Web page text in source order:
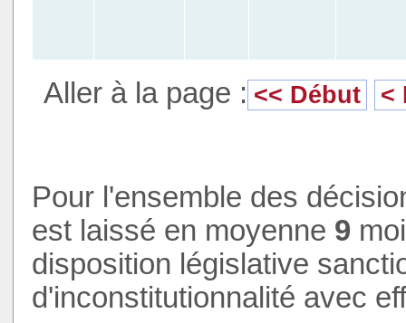
Aller à la page : << Début <
Pour l'ensemble des
est laissé en moyenne 9
disposition législative
d'inconstitutionnalité avec